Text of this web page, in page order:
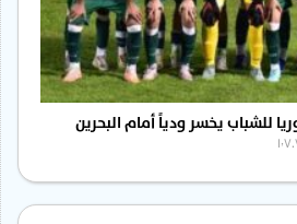
للشباب يخسر ودياً أمام البحرين